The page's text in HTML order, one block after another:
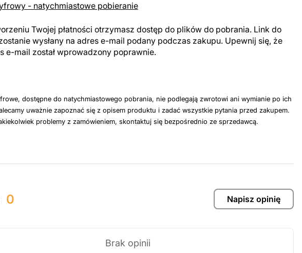
- natychmiastowe pobieranie
Twojej płatności otrzymasz dostęp do plików do pobrania. Link do
wysłany na adres e-mail podany podczas zakupu. Upewnij się, że
e-mail został wprowadzony poprawnie.
dostępne do natychmiastowego pobrania, nie podlegają zwrotowi ani wymianie po ich
uważnie zapoznać się z opisem produktu i zadać wszystkie pytania przed zakupem.
problemy z zamówieniem, skontaktuj się bezpośrednio ze sprzedawcą.
0 Napisz opinię
Brak opinii